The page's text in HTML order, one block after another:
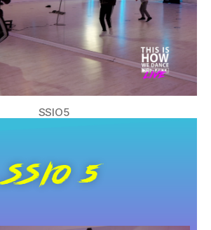
SSIO5
SSIO 5